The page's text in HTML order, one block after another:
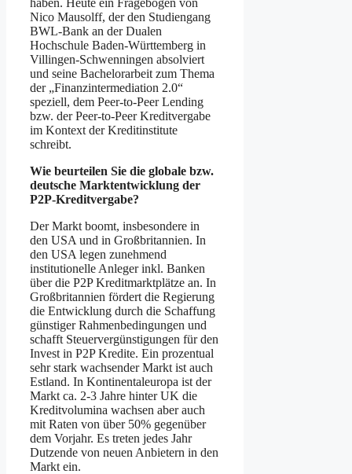
Nico Mausolff, der den Studiengang
BWL-Bank an der Dualen
Hochschule Baden-Württemberg in
Villingen-Schwenningen absolviert
und seine Bachelorarbeit zum Thema
der „Finanzintermediation 2.0“
speziell, dem Peer-to-Peer Lending
bzw. der Peer-to-Peer Kreditvergabe
im Kontext der Kreditinstitute
schreibt.
Wie beurteilen Sie die globale bzw.
deutsche Marktentwicklung der
P2P-Kreditvergabe?
Der Markt boomt, insbesondere in
den USA und in Großbritannien. In
den USA legen zunehmend
institutionelle Anleger inkl. Banken
über die P2P Kreditmarktplätze an. In
Großbritannien fördert die Regierung
die Entwicklung durch die Schaffung
günstiger Rahmenbedingungen und
schafft Steuervergünstigungen für den
Invest in P2P Kredite. Ein prozentual
sehr stark wachsender Markt ist auch
Estland. In Kontinentaleuropa ist der
Markt ca. 2-3 Jahre hinter UK die
Kreditvolumina wachsen aber auch
mit Raten von über 50% gegenüber
dem Vorjahr. Es treten jedes Jahr
Dutzende von neuen Anbietern in den
Markt ein.